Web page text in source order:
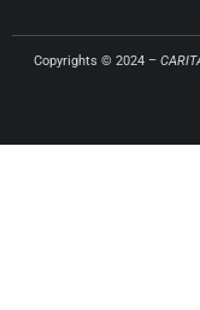
Copyrights © 2024 –